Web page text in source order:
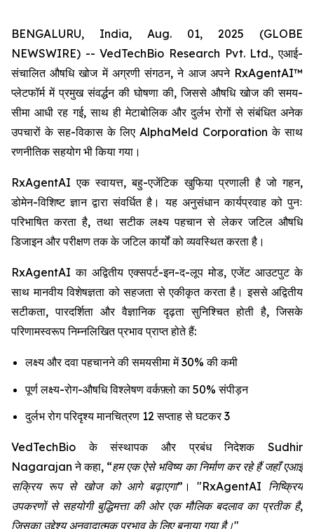
BENGALURU, India, Aug. 01, 2025 (GLOBE
NEWSWIRE) -- VedTechBio Research Pvt. Ltd., एआई-
संचालित औषधि खोज में अग्रणी संगठन, ने आज अपने RxAgentAI™
प्लेटफॉर्म में प्रमुख संवर्द्धन की घोषणा की, जिससे औषधि खोज की समय-
सीमा आधी रह गई, साथ ही मेटाबोलिक और दुर्लभ रोगों से संबंधित अनेक
उपचारों के सह-विकास के लिए AlphaMeld Corporation के साथ
रणनीतिक सहयोग भी किया गया।
RxAgentAI एक स्वायत्त, बहु-एजेंटिक खुफिया प्रणाली है जो गहन,
डोमेन-विशिष्ट ज्ञान द्वारा संवर्धित है। यह अनुसंधान कार्यप्रवाह को पुनः
परिभाषित करता है, तथा सटीक लक्ष्य पहचान से लेकर जटिल औषधि
डिजाइन और परीक्षण तक के जटिल कार्यों को व्यवस्थित करता है।
RxAgentAI का अद्वितीय एक्सपर्ट-इन-द-लूप मोड, एजेंट आउटपुट के
साथ मानवीय विशेषज्ञता को सहजता से एकीकृत करता है। इससे अद्वितीय
सटीकता, पारदर्शिता और वैज्ञानिक दृढ़ता सुनिश्चित होती है, जिसके
परिणामस्वरूप निम्नलिखित प्रभाव प्राप्त होते हैं:
लक्ष्य और दवा पहचानने की समयसीमा में 30% की कमी
पूर्ण लक्ष्य-रोग-औषधि विश्लेषण वर्कफ़्लो का 50% संपीड़न
दुर्लभ रोग परिदृश्य मानचित्रण 12 सप्ताह से घटकर 3
VedTechBio के संस्थापक और प्रबंध निदेशक Sudhir
Nagarajan ने कहा, “हम एक ऐसे भविष्य का निर्माण कर रहे हैं जहाँ एआई
सक्रिय रूप से खोज को आगे बढ़ाएगा” ।"RxAgentAI निष्क्रिय
उपकरणों से सहयोगी बुद्धिमत्ता की ओर एक मौलिक बदलाव का प्रतीक है,
जिसका उद्देश्य अनुवादात्मक प्रभाव के लिए बनाया गया है।"